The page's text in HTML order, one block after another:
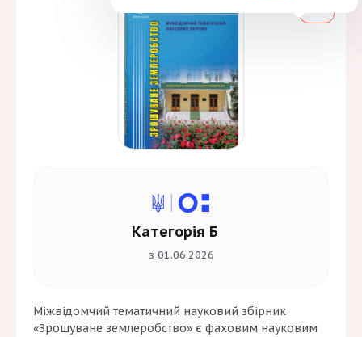
Міжвідомчий тематичний науковий збірник
«Зрошуване землеробство» є фаховим науковим
Категорія Б
з 01.06.2026